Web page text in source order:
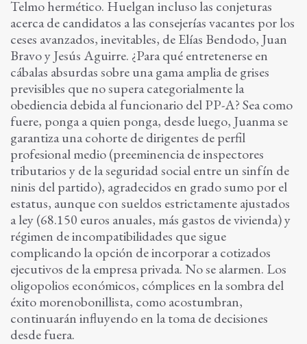
Telmo hermético. Huelgan incluso las conjeturas
acerca de candidatos a las consejerías vacantes por los
ceses avanzados, inevitables, de Elías Bendodo, Juan
Bravo y Jesús Aguirre. ¿Para qué entretenerse en
cábalas absurdas sobre una gama amplia de grises
previsibles que no supera categorialmente la
obediencia debida al funcionario del PP-A? Sea como
fuere, ponga a quien ponga, desde luego, Juanma se
garantiza una cohorte de dirigentes de perfil
profesional medio (preeminencia de inspectores
tributarios y de la seguridad social entre un sinfín de
ninis del partido), agradecidos en grado sumo por el
estatus, aunque con sueldos estrictamente ajustados
a ley (68.150 euros anuales, más gastos de vivienda) y
régimen de incompatibilidades que sigue
complicando la opción de incorporar a cotizados
ejecutivos de la empresa privada. No se alarmen. Los
oligopolios económicos, cómplices en la sombra del
éxito morenobonillista, como acostumbran,
continuarán influyendo en la toma de decisiones
desde fuera.